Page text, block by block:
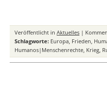
Veröffentlicht in Aktuelles |
Schlagworte: Europa, Frieden,
Humanos|Menschenrechte, Krieg,